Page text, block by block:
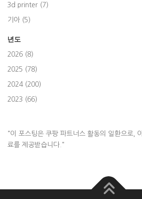
3d printer (7)
기아 (5)
년도
2026 (8)
2025 (78)
2024 (200)
2023 (66)
"이 포스팅은 쿠팡 파트너스 활동의 일환으로,
료를 제공받습니다."